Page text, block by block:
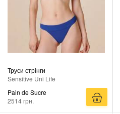
Труси стрінги
Sensitive Uni Life
Pain de Sucre
2514 грн.